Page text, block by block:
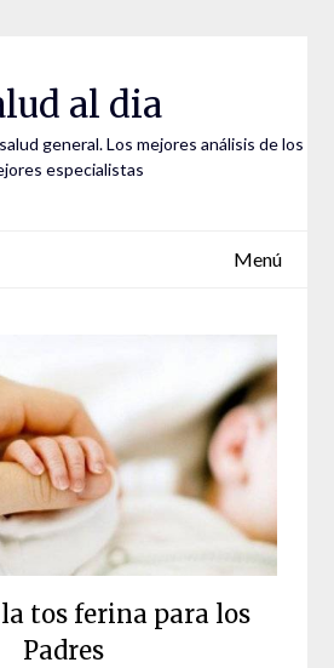
al dia
general. Los mejores análisis de los
especialistas
Menú
tos ferina para los
Padres